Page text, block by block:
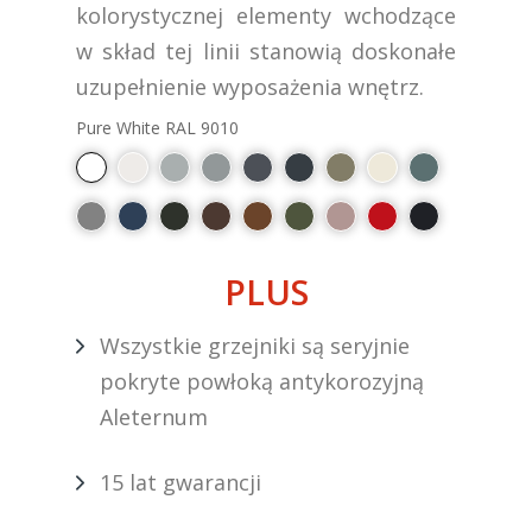
kolorystycznej elementy wchodzące
w skład tej linii stanowią doskonałe
uzupełnienie wyposażenia wnętrz.
Pure White RAL 9010
PLUS
Wszystkie grzejniki są seryjnie
pokryte powłoką antykorozyjną
Aleternum
15 lat gwarancji